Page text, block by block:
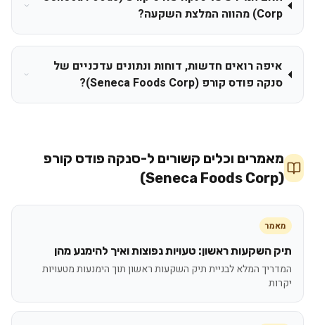
Corp) מהווה המלצת השקעה?
איפה רואים חדשות, דוחות ונתונים עדכניים של
סנקה פודס קורפ (Seneca Foods Corp)?
מאמרים וכלים קשורים ל-סנקה פודס קורפ
(Seneca Foods Corp)
מאמר
תיק השקעות ראשון: טעויות נפוצות ואיך להימנע מהן
המדריך המלא לבניית תיק השקעות ראשון תוך הימנעות מטעויות
יקרות